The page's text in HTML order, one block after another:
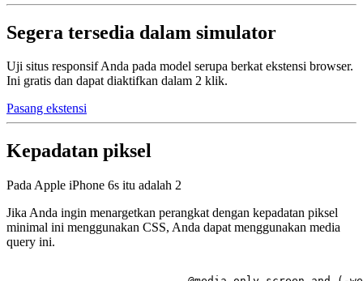
Segera tersedia dalam simulator
Uji situs responsif Anda pada model serupa berkat ekstensi browser.
Ini gratis dan dapat diaktifkan dalam 2 klik.
Pasang ekstensi
Kepadatan piksel
Pada Apple iPhone 6s itu adalah 2
Jika Anda ingin menargetkan perangkat dengan kepadatan piksel
minimal ini menggunakan CSS, Anda dapat menggunakan media
query ini.